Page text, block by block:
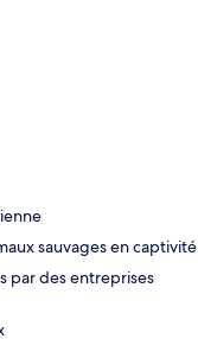
sauvages en captivité
par des entreprises